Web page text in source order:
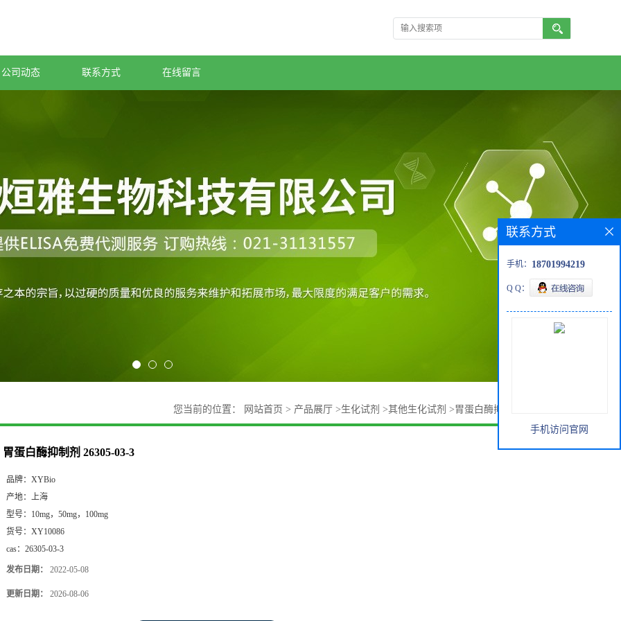
公司动态 联系方式 在线留言
您当前的位置： 网站首页 > 产品展厅 >生化试剂 >其他生化试剂 >胃蛋白酶抑制剂 26305-03-3
胃蛋白酶抑制剂 26305-03-3
品牌： XYBio
产地： 上海
型号： 10mg，50mg，100mg
货号： XY10086
cas： 26305-03-3
发布日期： 2022-05-08
更新日期： 2026-08-06
联系方式
手机： 18701994219
Q Q：
手机访问官网